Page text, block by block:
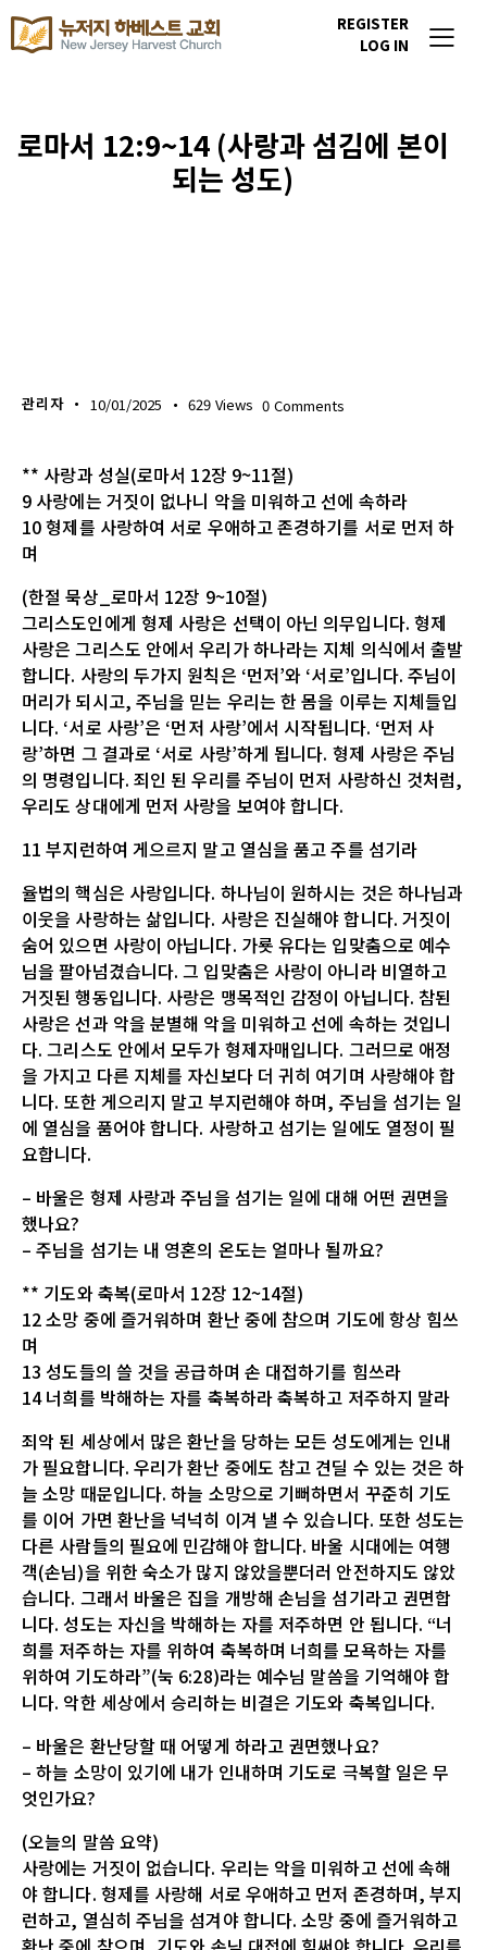
REGISTER
LOG IN
로마서 12:9~14 (사랑과 섬김에 본이
되는 성도)
관리자 10/01/2025 629 Views 0 Comments
** 사랑과 성실(로마서 12장 9~11절)
9 사랑에는 거짓이 없나니 악을 미워하고 선에 속하라
10 형제를 사랑하여 서로 우애하고 존경하기를 서로 먼저 하
며
(한절 묵상_로마서 12장 9~10절)
그리스도인에게 형제 사랑은 선택이 아닌 의무입니다. 형제
사랑은 그리스도 안에서 우리가 하나라는 지체 의식에서 출발
합니다. 사랑의 두가지 원칙은 ‘먼저’와 ‘서로’입니다. 주님이
머리가 되시고, 주님을 믿는 우리는 한 몸을 이루는 지체들입
니다. ‘서로 사랑’은 ‘먼저 사랑’에서 시작됩니다. ‘먼저 사
랑’하면 그 결과로 ‘서로 사랑’하게 됩니다. 형제 사랑은 주님
의 명령입니다. 죄인 된 우리를 주님이 먼저 사랑하신 것처럼,
우리도 상대에게 먼저 사랑을 보여야 합니다.
11 부지런하여 게으르지 말고 열심을 품고 주를 섬기라
율법의 핵심은 사랑입니다. 하나님이 원하시는 것은 하나님과
이웃을 사랑하는 삶입니다. 사랑은 진실해야 합니다. 거짓이
숨어 있으면 사랑이 아닙니다. 가룟 유다는 입맞춤으로 예수
님을 팔아넘겼습니다. 그 입맞춤은 사랑이 아니라 비열하고
거짓된 행동입니다. 사랑은 맹목적인 감정이 아닙니다. 참된
사랑은 선과 악을 분별해 악을 미워하고 선에 속하는 것입니
다. 그리스도 안에서 모두가 형제자매입니다. 그러므로 애정
을 가지고 다른 지체를 자신보다 더 귀히 여기며 사랑해야 합
니다. 또한 게으리지 말고 부지런해야 하며, 주님을 섬기는 일
에 열심을 품어야 합니다. 사랑하고 섬기는 일에도 열정이 필
요합니다.
– 바울은 형제 사랑과 주님을 섬기는 일에 대해 어떤 권면을
했나요?
– 주님을 섬기는 내 영혼의 온도는 얼마나 될까요?
** 기도와 축복(로마서 12장 12~14절)
12 소망 중에 즐거워하며 환난 중에 참으며 기도에 항상 힘쓰
며
13 성도들의 쓸 것을 공급하며 손 대접하기를 힘쓰라
14 너희를 박해하는 자를 축복하라 축복하고 저주하지 말라
죄악 된 세상에서 많은 환난을 당하는 모든 성도에게는 인내
가 필요합니다. 우리가 환난 중에도 참고 견딜 수 있는 것은 하
늘 소망 때문입니다. 하늘 소망으로 기뻐하면서 꾸준히 기도
를 이어 가면 환난을 넉넉히 이겨 낼 수 있습니다. 또한 성도는
다른 사람들의 필요에 민감해야 합니다. 바울 시대에는 여행
객(손님)을 위한 숙소가 많지 않았을뿐더러 안전하지도 않았
습니다. 그래서 바울은 집을 개방해 손님을 섬기라고 권면합
니다. 성도는 자신을 박해하는 자를 저주하면 안 됩니다. “너
희를 저주하는 자를 위하여 축복하며 너희를 모욕하는 자를
위하여 기도하라”(눅 6:28)라는 예수님 말씀을 기억해야 합
니다. 악한 세상에서 승리하는 비결은 기도와 축복입니다.
– 바울은 환난당할 때 어떻게 하라고 권면했나요?
– 하늘 소망이 있기에 내가 인내하며 기도로 극복할 일은 무
엇인가요?
(오늘의 말씀 요약)
사랑에는 거짓이 없습니다. 우리는 악을 미워하고 선에 속해
야 합니다. 형제를 사랑해 서로 우애하고 먼저 존경하며, 부지
런하고, 열심히 주님을 섬겨야 합니다. 소망 중에 즐거워하고